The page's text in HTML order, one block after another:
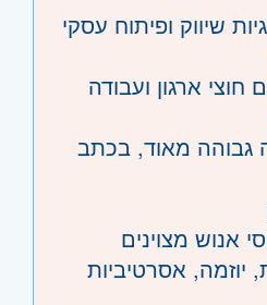
שיווק ופיתוח עסקי
ארגון ועבודה
גבוהה מאוד, בכתב
אנוש מצוינים
יוזמה, אסרטיביות